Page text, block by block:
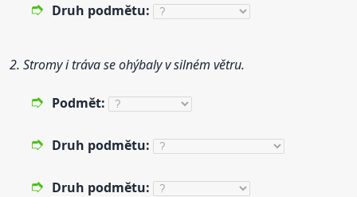
Druh podmětu:
2. Stromy i tráva se ohýbaly v silném větru.
Podmět:
Druh podmětu:
Druh podmětu: